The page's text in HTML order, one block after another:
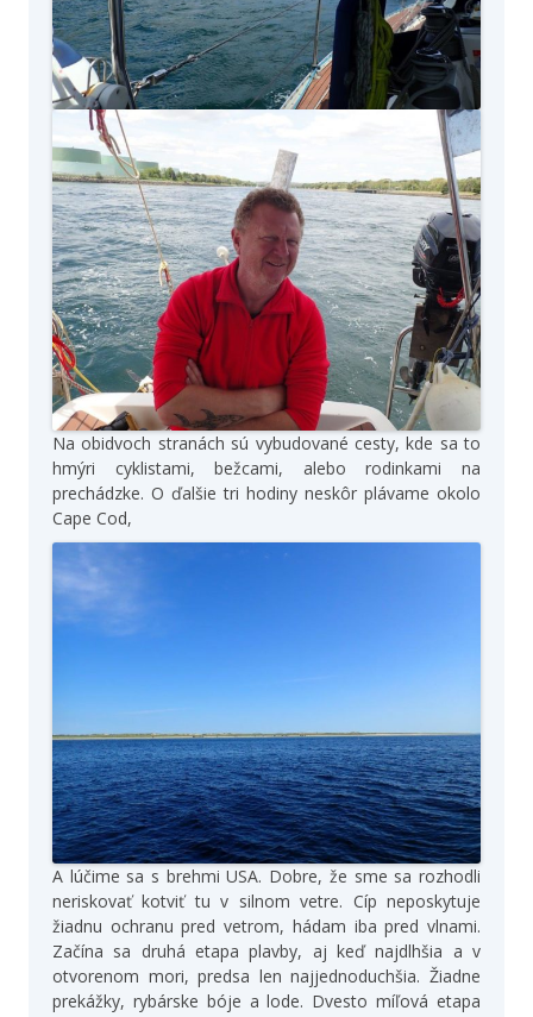
Na obidvoch stranách sú vybudované cesty, kde sa to
hmýri cyklistami, bežcami, alebo rodinkami na
prechádzke. O ďalšie tri hodiny neskôr plávame okolo
Cape Cod,
A lúčime sa s brehmi USA. Dobre, že sme sa rozhodli
neriskovať kotviť tu v silnom vetre. Cíp neposkytuje
žiadnu ochranu pred vetrom, hádam iba pred vlnami.
Začína sa druhá etapa plavby, aj keď najdlhšia a v
otvorenom mori, predsa len najjednoduchšia. Žiadne
prekážky, rybárske bóje a lode. Dvesto míľová etapa